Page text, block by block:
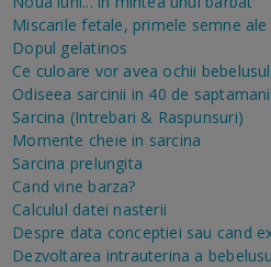
Miscarile fetale, primele semne
Dopul gelatinos
Ce culoare vor avea ochii
Odiseea sarcinii in 40 de
Sarcina (Intrebari & Raspunsuri)
Momente cheie in sarcina
Sarcina prelungita
Cand vine barza?
Calculul datei nasterii
Despre data conceptiei sau cand
Dezvoltarea intrauterina a